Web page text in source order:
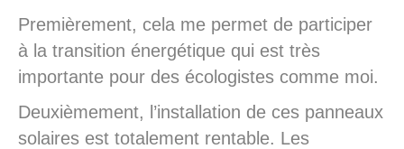
Premièrement, cela me permet de participer
à la transition énergétique qui est très
importante pour des écologistes comme moi.
Deuxièmement, l’installation de ces panneaux
solaires est totalement rentable. Les